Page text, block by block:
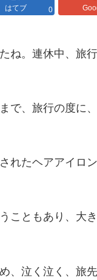
はてブ 0
ね。連休中、旅
で、旅行の度に
れたヘアアイロ
こともあり、大
、泣く泣く、旅